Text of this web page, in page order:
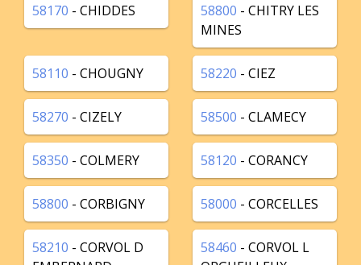
58170 - CHIDDES 58800 - CHITRY LES
MINES
58110 - CHOUGNY 58220 - CIEZ
58270 - CIZELY 58500 - CLAMECY
58350 - COLMERY 58120 - CORANCY
58800 - CORBIGNY 58000 - CORCELLES
58210 - CORVOL D
58460 - CORVOL L